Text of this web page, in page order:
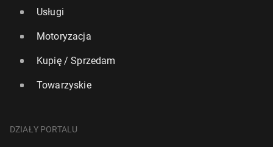
Usługi
Motoryzacja
Kupię / Sprzedam
Towarzyskie
DZIAŁY PORTALU